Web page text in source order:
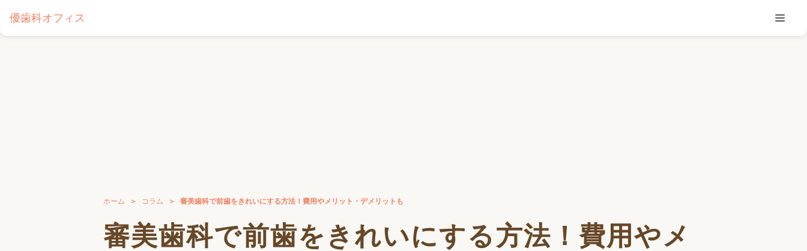
優歯科オフィス
ホーム コラム 審美歯科で前歯をきれいにする方法！費用やメリット・デメリットも
審美歯科で前歯をきれいにする方法！費用やメ